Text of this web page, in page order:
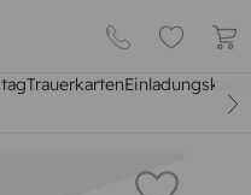
Trauerkarten